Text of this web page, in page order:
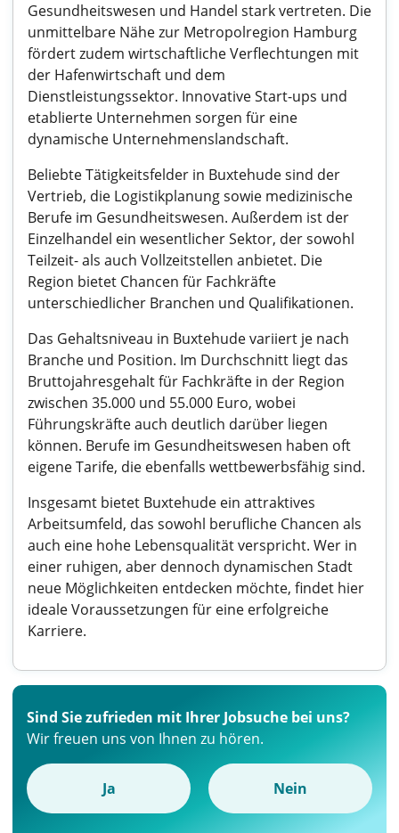
Gesundheitswesen und Handel stark vertreten. Die
unmittelbare Nähe zur Metropolregion Hamburg
fördert zudem wirtschaftliche Verflechtungen mit
der Hafenwirtschaft und dem
Dienstleistungssektor. Innovative Start-ups und
etablierte Unternehmen sorgen für eine
dynamische Unternehmenslandschaft.
Beliebte Tätigkeitsfelder in Buxtehude sind der
Vertrieb, die Logistikplanung sowie medizinische
Berufe im Gesundheitswesen. Außerdem ist der
Einzelhandel ein wesentlicher Sektor, der sowohl
Teilzeit- als auch Vollzeitstellen anbietet. Die
Region bietet Chancen für Fachkräfte
unterschiedlicher Branchen und Qualifikationen.
Das Gehaltsniveau in Buxtehude variiert je nach
Branche und Position. Im Durchschnitt liegt das
Bruttojahresgehalt für Fachkräfte in der Region
zwischen 35.000 und 55.000 Euro, wobei
Führungskräfte auch deutlich darüber liegen
können. Berufe im Gesundheitswesen haben oft
eigene Tarife, die ebenfalls wettbewerbsfähig sind.
Insgesamt bietet Buxtehude ein attraktives
Arbeitsumfeld, das sowohl berufliche Chancen als
auch eine hohe Lebensqualität verspricht. Wer in
einer ruhigen, aber dennoch dynamischen Stadt
neue Möglichkeiten entdecken möchte, findet hier
ideale Voraussetzungen für eine erfolgreiche
Karriere.
Sind Sie zufrieden mit Ihrer Jobsuche bei uns?
Wir freuen uns von Ihnen zu hören.
Ja Nein